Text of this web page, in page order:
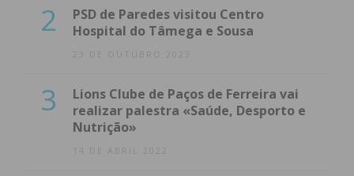
2
PSD de Paredes visitou Centro
Hospital do Tâmega e Sousa
23 DE OUTUBRO 2023
3
Lions Clube de Paços de Ferreira vai
realizar palestra «Saúde, Desporto e
Nutrição»
14 DE ABRIL 2022